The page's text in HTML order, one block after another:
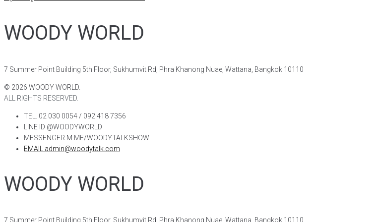
WOODY WORLD
7 Summer Point Building 5th Floor, Sukhumvit Rd, Phra Khanong Nuae, Wattana, Bangkok 10110
© 2026 WOODY WORLD.
ALL RIGHTS RESERVED.
TEL. 02 030 0054 / 092 418 7356
LINE ID @WOODYWORLD
MESSENGER M.ME/WOODYTALKSHOW
EMAIL admin@woodytalk.com
WOODY WORLD
7 Summer Point Building 5th Floor, Sukhumvit Rd, Phra Khanong Nuae, Wattana, Bangkok 10110